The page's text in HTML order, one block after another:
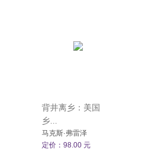
背井离乡：美国
乡...
马克斯·弗雷泽
定价：98.00 元